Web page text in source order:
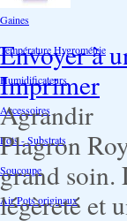
Gaines
Température Hygrométrie
Humidificateurs
Accessoires
Pots - Substrats
Soucoupe
Air Pots originaux
Envoyer à
Imprimer
Agrandir
Plagron
grand soin.
légèreté et